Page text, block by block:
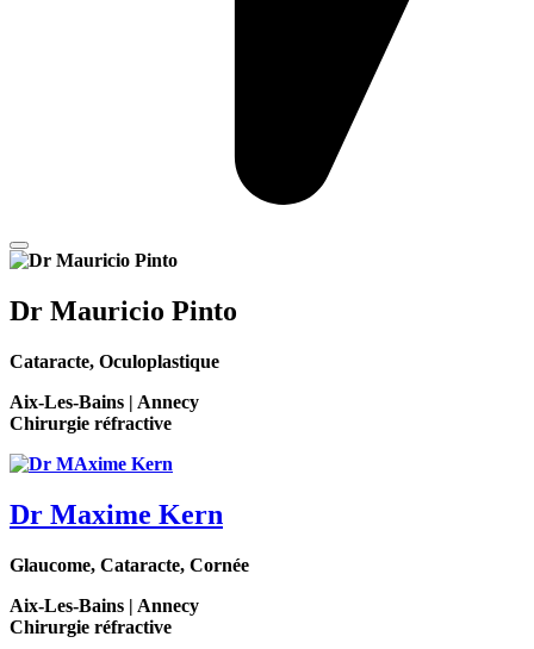
Dr Mauricio Pinto
Cataracte, Oculoplastique
Aix-Les-Bains | Annecy
Chirurgie réfractive
Dr Maxime Kern
Glaucome, Cataracte, Cornée
Aix-Les-Bains | Annecy
Chirurgie réfractive